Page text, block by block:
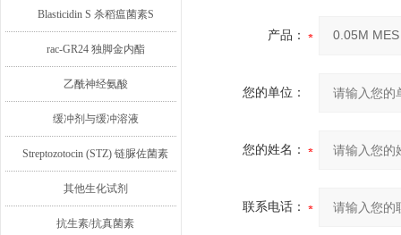
Blasticidin S 杀稻瘟菌素S
rac-GR24 独脚金内酯
乙酰神经氨酸
缓冲剂与缓冲溶液
Streptozotocin (STZ) 链脲佐菌素
其他生化试剂
抗生素/抗真菌素
产品：
您的单位：
您的姓名：
联系电话：